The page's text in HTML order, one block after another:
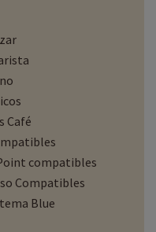
Café
compatibles
Compatibles
Blue